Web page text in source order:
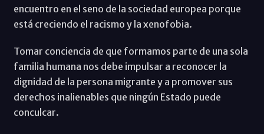
encuentro en el seno de la sociedad europea porque
está creciendo el racismo y la xenofobia.
Tomar conciencia de que formamos parte de una sola
familia humana nos debe impulsar a reconocer la
dignidad de la persona migrante y a promover sus
derechos inalienables que ningún Estado puede
conculcar.